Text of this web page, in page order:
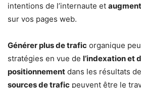
intentions de l’internaute et
sur vos pages web.
Générer plus de trafic organique
stratégies en vue de l’indexation et
positionnement dans les résultats
sources de trafic peuvent être le